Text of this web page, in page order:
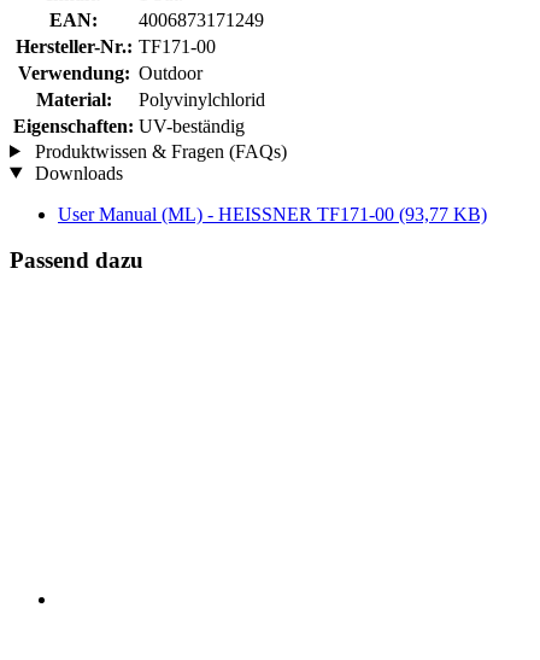
EAN:
4006873171249
Hersteller-Nr.: TF171-00
Verwendung: Outdoor
Material:
Polyvinylchlorid
Eigenschaften: UV-beständig
Produktwissen & Fragen (FAQs)
Downloads
User Manual (ML) - HEISSNER TF171-00 (93,77 KB)
Passend dazu